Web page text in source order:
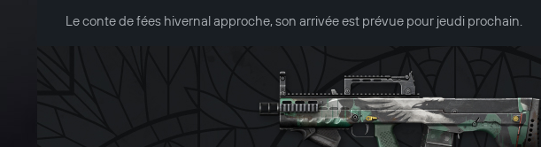
Le conte de fées hivernal approche, son arrivée est prévue pour jeudi prochain.